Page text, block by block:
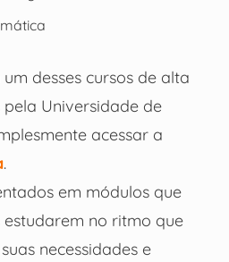
desses cursos de alta
Universidade de
acessar a
.
em módulos que
no ritmo que
necessidades e